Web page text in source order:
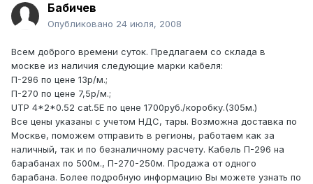
Бабичев
Опубликовано 24 июля, 2008
Всем доброго времени суток. Предлагаем со склада в
москве из наличия следующие марки кабеля:
П-296 по цене 13р/м.;
П-270 по цене 7,5р/м.;
UTP 4*2*0.52 cat.5E по цене 1700руб./коробку.(305м.)
Все цены указаны с учетом НДС, тары. Возможна доставка по
Москве, поможем отправить в регионы, работаем как за
наличный, так и по безналичному расчету. Кабель П-296 на
барабанах по 500м., П-270-250м. Продажа от одного
барабана. Более подробную информацию Вы можете узнать по